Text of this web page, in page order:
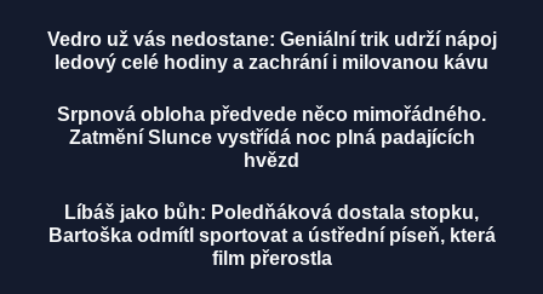
Vedro už vás nedostane: Geniální trik udrží nápoj
ledový celé hodiny a zachrání i milovanou kávu
Srpnová obloha předvede něco mimořádného.
Zatmění Slunce vystřídá noc plná padajících
hvězd
Líbáš jako bůh: Poledňáková dostala stopku,
Bartoška odmítl sportovat a ústřední píseň, která
film přerostla